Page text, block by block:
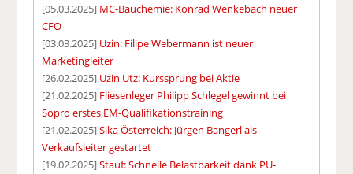
[05.03.2025] MC-Bauchemie: Konrad Wenkebach neuer
CFO
[03.03.2025] Uzin: Filipe Webermann ist neuer
Marketingleiter
[26.02.2025] Uzin Utz: Kurssprung bei Aktie
[21.02.2025] Fliesenleger Philipp Schlegel gewinnt bei
Sopro erstes EM-Qualifikationstraining
[21.02.2025]Sika Österreich: Jürgen Bangerl als
Verkaufsleiter gestartet
[19.02.2025]Stauf: Schnelle Belastbarkeit dank PU-